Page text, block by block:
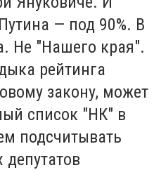
— под 90%. В
Не "Нашего края".
рейтинга
закону, может
список "НК" в
подсчитывать